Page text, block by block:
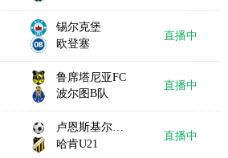
锡尔克堡
欧登塞
直播中
鲁席塔尼亚FC
波尔图B队
直播中
卢恩斯基尔U21
哈肯U21
直播中